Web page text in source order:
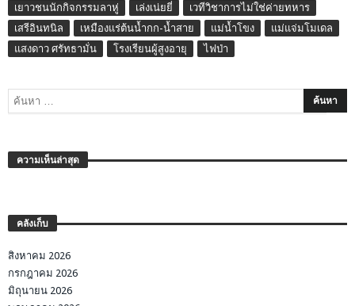
เยาวชนนักกิจกรรมลาหู่
เล่งเน่ยยี่
เวทีวิชาการไม่ใช่ค่ายทหาร
เสรีอินทนิล
เหมืองแร่ต้นน้ำกก-น้ำสาย แม่น้ำโขง
แม่แจ่มโมเดล
แสงดาว ศรัทธามั่น
โรงเรียนผู้สูงอายุ ไฟป่า
ความเห็นล่าสุด
คลังเก็บ
สิงหาคม 2026
กรกฎาคม 2026
มิถุนายน 2026